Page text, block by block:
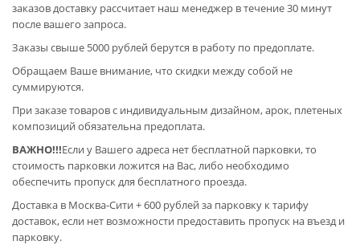
заказов доставку рассчитает наш менеджер в течение 30 минут
после вашего запроса.
Заказы свыше 5000 рублей берутся в работу по предоплате.
Обращаем Ваше внимание, что скидки между собой не
суммируются.
При заказе товаров с индивидуальным дизайном, арок, плетеных
композиций обязательна предоплата.
ВАЖНО!!!Если у Вашего адреса нет бесплатной парковки, то
стоимость парковки ложится на Вас, либо необходимо
обеспечить пропуск для бесплатного проезда.
Доставка в Москва-Сити + 600 рублей за парковку к тарифу
доставок, если нет возможности предоставить пропуск на въезд и
парковку.